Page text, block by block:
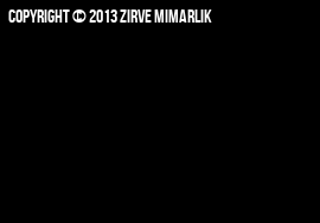
COPYRIGHT © 2013 ZIRVE MIMARLIK